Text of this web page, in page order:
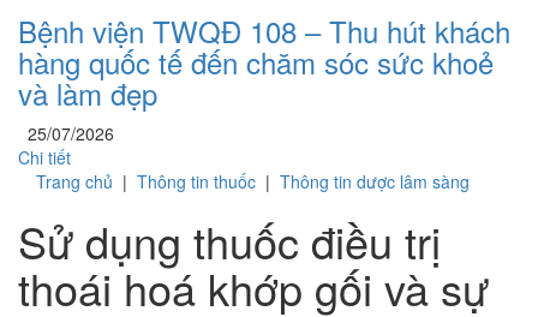
Bệnh viện TWQĐ 108 – Thu hút khách
hàng quốc tế đến chăm sóc sức khoẻ
và làm đẹp
25/07/2026
Chi tiết
Trang chủ | Thông tin thuốc | Thông tin dược lâm sàng
Sử dụng thuốc điều trị
thoái hoá khớp gối và sự